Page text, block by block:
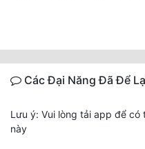
Các Đại Năng Đã Để
Lưu ý: Vui lòng tải app để
này